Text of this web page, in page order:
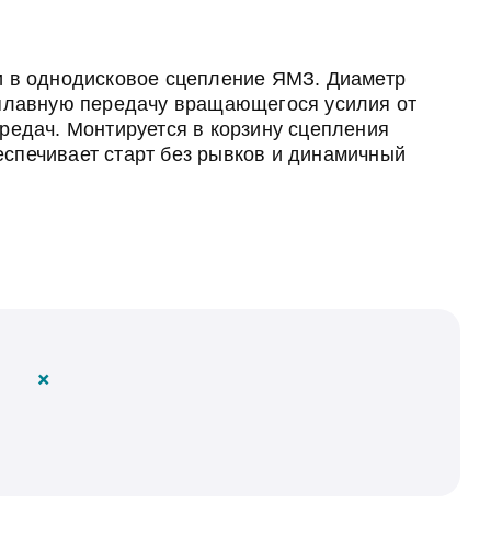
в однодисковое сцепление ЯМЗ. Диаметр
передачу вращающегося усилия от
Монтируется в корзину сцепления
старт без рывков и динамичный
+